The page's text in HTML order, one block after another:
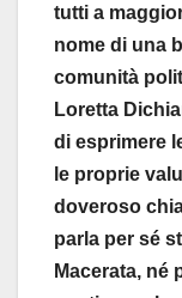
tutti a
nome di una
comunità
Loretta
di esprimere
le proprie
doveroso
parla per sé
Macerata, né